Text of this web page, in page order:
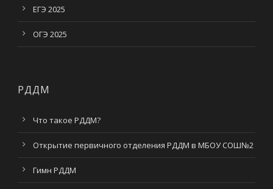
ЕГЭ 2025
ОГЭ 2025
РДДМ
Что такое РДДМ?
Открытие первичного отделения РДДМ в МБОУ СОШ№2
Гимн РДДМ